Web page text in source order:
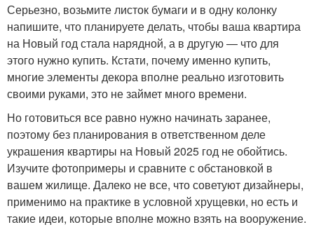
Серьезно, возьмите листок бумаги и в одну колонку
напишите, что планируете делать, чтобы ваша квартира
на Новый год стала нарядной, а в другую — что для
этого нужно купить. Кстати, почему именно купить,
многие элементы декора вполне реально изготовить
своими руками, это не займет много времени.
Но готовиться все равно нужно начинать заранее,
поэтому без планирования в ответственном деле
украшения квартиры на Новый 2025 год не обойтись.
Изучите фотопримеры и сравните с обстановкой в
вашем жилище. Далеко не все, что советуют дизайнеры,
применимо на практике в условной хрущевки, но есть и
такие идеи, которые вполне можно взять на вооружение.